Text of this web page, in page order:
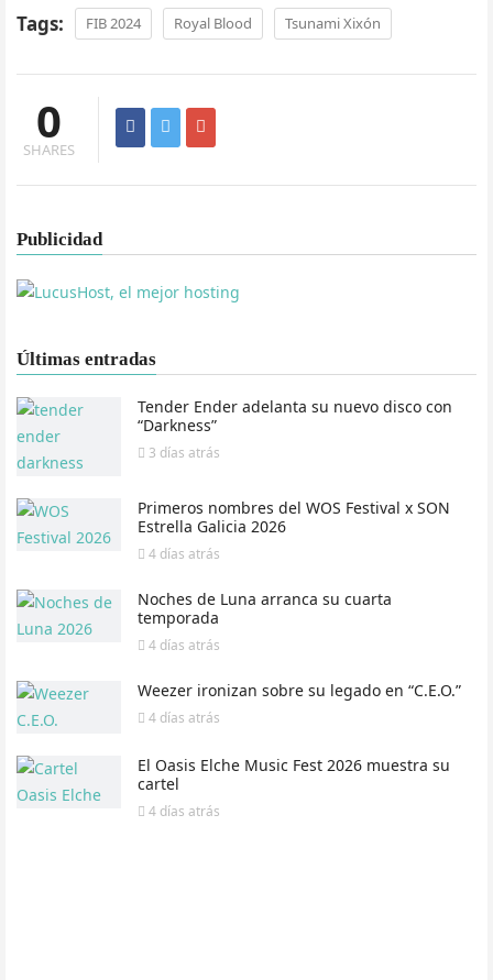
Tags: FIB 2024 Royal Blood Tsunami Xixón
0
SHARES
Publicidad
Últimas entradas
Tender Ender adelanta su nuevo disco con
“Darkness”
3 días atrás
Primeros nombres del WOS Festival x SON
Estrella Galicia 2026
4 días atrás
Noches de Luna arranca su cuarta
temporada
4 días atrás
Weezer ironizan sobre su legado en “C.E.O.”
4 días atrás
El Oasis Elche Music Fest 2026 muestra su
cartel
4 días atrás